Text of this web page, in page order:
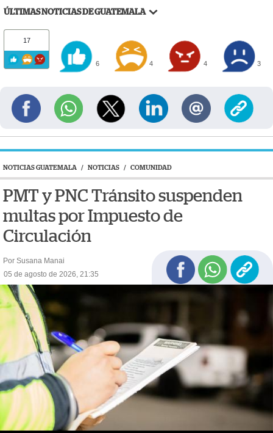
ÚLTIMAS NOTICIAS DE GUATEMALA
17
6 4 4 3
NOTICIAS GUATEMALA / NOTICIAS / COMUNIDAD
PMT y PNC Tránsito suspenden
multas por Impuesto de
Circulación
Por Susana Manai
05 de agosto de 2026, 21:35